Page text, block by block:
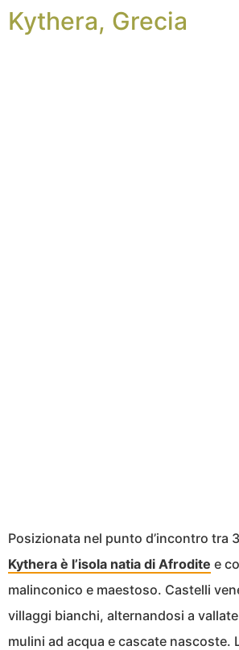
Kythera, Grecia
Posizionata nel punto d’incontro tra
Kythera è l’isola natia di Afrodite e
malinconico e maestoso. Castelli
villaggi bianchi, alternandosi a
mulini ad acqua e cascate nascoste.